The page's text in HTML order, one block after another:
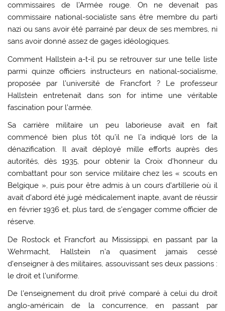
commissaires de l’Armée rouge. On ne devenait pas
commissaire national-socialiste sans être membre du parti
nazi ou sans avoir été parrainé par deux de ses membres, ni
sans avoir donné assez de gages idéologiques.
Comment Hallstein a-t-il pu se retrouver sur une telle liste
parmi quinze officiers instructeurs en national-socialisme,
proposée par l’université de Francfort ? Le professeur
Hallstein entretenait dans son for intime une véritable
fascination pour l’armée.
Sa carrière militaire un peu laborieuse avait en fait
commencé bien plus tôt qu’il ne l’a indiqué lors de la
dénazification. Il avait déployé mille efforts auprès des
autorités, dès 1935, pour obtenir la Croix d’honneur du
combattant pour son service militaire chez les « scouts en
Belgique », puis pour être admis à un cours d’artillerie où il
avait d’abord été jugé médicalement inapte, avant de réussir
en février 1936 et, plus tard, de s’engager comme officier de
réserve.
De Rostock et Francfort au Mississippi, en passant par la
Wehrmacht, Hallstein n’a quasiment jamais cessé
d’enseigner à des militaires, assouvissant ses deux passions :
le droit et l’uniforme.
De l’enseignement du droit privé comparé à celui du droit
anglo-américain de la concurrence, en passant par